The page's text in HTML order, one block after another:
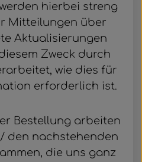
hierbei streng
Mitteilungen über
Aktualisierungen
Zweck durch
wie dies für
erforderlich ist.
Bestellung arbeiten
den nachstehenden
die uns ganz